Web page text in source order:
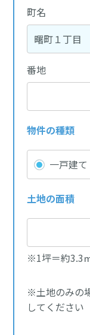
町名
番地
物件の種類
一戸建て
土地の面積
※1坪＝約3.3
※土地のみの
してください